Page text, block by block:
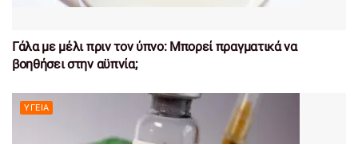
Γάλα με μέλι πριν τον ύπνο: Μπορεί πραγματικά να
βοηθήσει στην αϋπνία;
ΥΓΕΊΑ